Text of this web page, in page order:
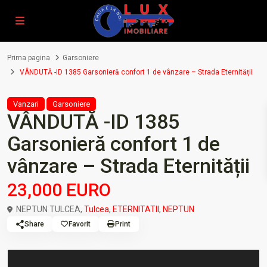
Prima pagina
Garsoniere
VÂNDUTĂ -ID 1385 Garsonieră confort 1 de vânzare – Strada Eternității
Vanzari Garsoniere
VÂNDUTĂ -ID 1385
Garsonieră confort 1 de
vânzare – Strada Eternității
23,000 EURO
NEPTUN TULCEA, Tulcea, ETERNITATII , NEPTUN
Share Favorit Print